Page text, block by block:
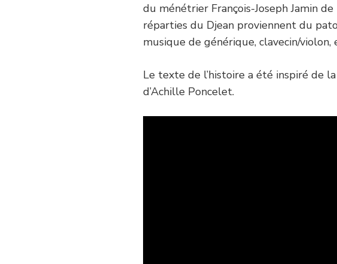
du ménétrier François-Joseph Jamin
réparties du Djean proviennent du
musique de générique, clavecin/
Le texte de l’histoire a été inspiré de
d’Achille Poncelet.